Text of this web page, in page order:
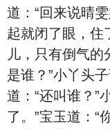
道：“回来说晴
起就闭了眼，住
儿，只有倒气的
是谁？”小丫头
道：“还叫谁？”
了。”宝玉道：“